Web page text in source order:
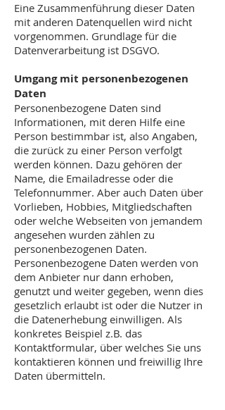
Eine Zusammenführung dieser Daten
mit anderen Datenquellen wird nicht
vorgenommen. Grundlage für die
Datenverarbeitung ist DSGVO.
Umgang mit personenbezogenen
Daten
Personenbezogene Daten sind
Informationen, mit deren Hilfe eine
Person bestimmbar ist, also Angaben,
die zurück zu einer Person verfolgt
werden können. Dazu gehören der
Name, die Emailadresse oder die
Telefonnummer. Aber auch Daten über
Vorlieben, Hobbies, Mitgliedschaften
oder welche Webseiten von jemandem
angesehen wurden zählen zu
personenbezogenen Daten.
Personenbezogene Daten werden von
dem Anbieter nur dann erhoben,
genutzt und weiter gegeben, wenn dies
gesetzlich erlaubt ist oder die Nutzer in
die Datenerhebung einwilligen. Als
konkretes Beispiel z.B. das
Kontaktformular, über welches Sie uns
kontaktieren können und freiwillig Ihre
Daten übermitteln.